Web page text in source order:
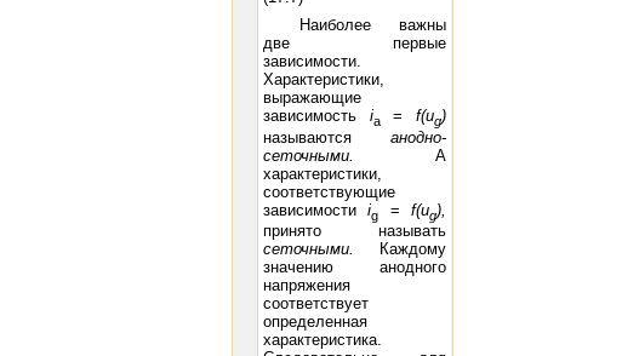
Наиболее важны
две первые
зависимости.
Характеристики,
выражающие
зависимость iа =f(ug)
называются анодно-
сеточными. А
характеристики,
соответствующие
зависимостиig =f(ug),
принято называть
сеточными.
Каждому
значению анодного
напряжения
соответствует
определенная
характеристика.